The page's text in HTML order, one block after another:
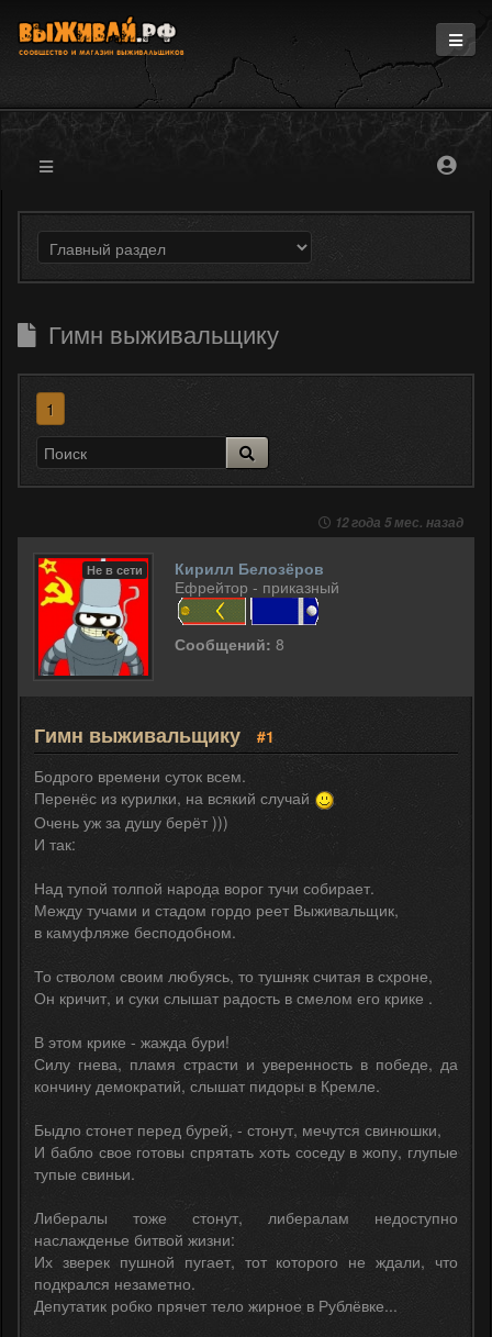
Информация
Магазин
Форум
Гимн выживальщику
1
12 года 5 мес. назад
Не в сети
Кирилл Белозёров
Ефрейтор - приказный
Сообщений: 8
Гимн выживальщику
#1
Бодрого времени суток всем.
Перенёс из курилки, на всякий случай
Очень уж за душу берёт )))
И так:
Над тупой толпой народа ворог тучи собирает.
Между тучами и стадом гордо реет Выживальщик,
в камуфляже бесподобном.
То стволом своим любуясь, то тушняк считая в схроне,
Он кричит, и суки слышат радость в смелом его крике .
В этом крике - жажда бури!
Силу гнева, пламя страсти и уверенность в победе, да
кончину демократий, слышат пидоры в Кремле.
Быдло стонет перед бурей, - стонут, мечутся свинюшки,
И бабло свое готовы спрятать хоть соседу в жопу, глупые
тупые свиньи.
Либералы тоже стонут, либералам недоступно
наслажденье битвой жизни:
Их зверек пушной пугает, тот которого не ждали, что
подкрался незаметно.
Депутатик робко прячет тело жирное в Рублёвке...